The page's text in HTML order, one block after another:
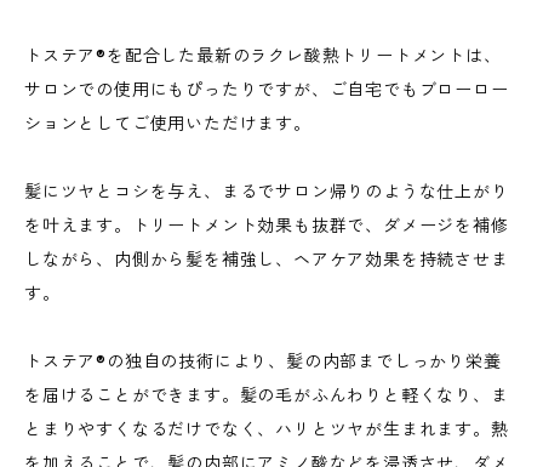
トステア®️を配合した最新のラクレ酸熱トリートメントは、
サロンでの使用にもぴったりですが、ご自宅でもブローロー
ションとしてご使用いただけます。
髪にツヤとコシを与え、まるでサロン帰りのような仕上がり
を叶えます。トリートメント効果も抜群で、ダメージを補修
しながら、内側から髪を補強し、ヘアケア効果を持続させま
す。
トステア®️の独自の技術により、髪の内部までしっかり栄養
を届けることができます。髪の毛がふんわりと軽くなり、ま
とまりやすくなるだけでなく、ハリとツヤが生まれます。熱